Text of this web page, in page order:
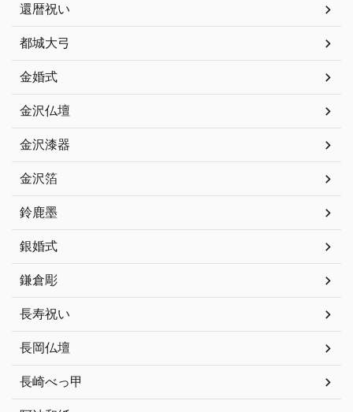
還暦祝い
都城大弓
金婚式
金沢仏壇
金沢漆器
金沢箔
鈴鹿墨
銀婚式
鎌倉彫
長寿祝い
長岡仏壇
長崎べっ甲